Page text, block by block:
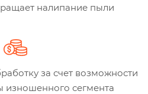
налипание пыли
за счет возможности
изношенного сегмента